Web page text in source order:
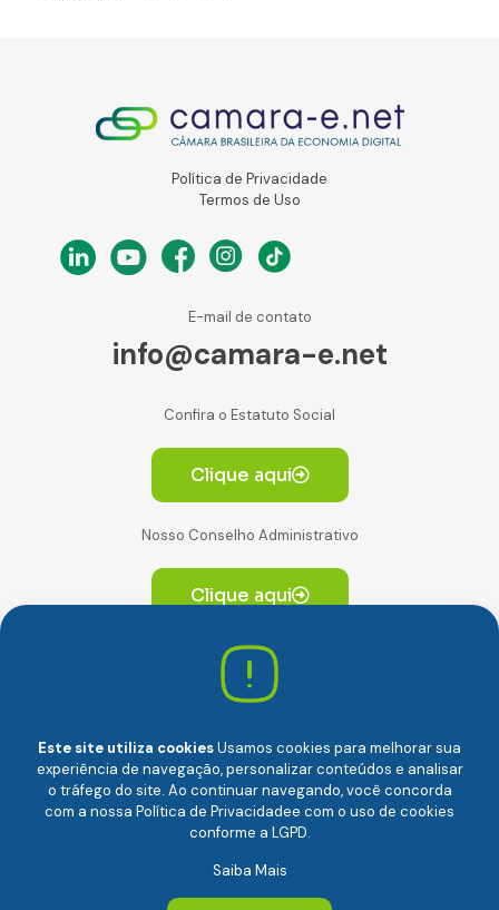
Política de Privacidade
Termos de Uso
E-mail de contato
info@camara-e.net
Confira o Estatuto Social
Clique aqui
Nosso Conselho Administrativo
Clique aqui
Av. Paulista, 2064. Conjunto 14, (Edifício Paulista) -
CEP 01310-928 Consolação – São Paulo/SP
Câmara Brasileira da Economia Digital (camara-e.net) |
Este site utiliza cookiesUsamos cookies para melhorar sua
experiência de navegação, personalizar conteúdos e analisar
o tráfego do site. Ao continuar navegando, você concorda
com a nossa Política de Privacidadee com o uso de cookies
conforme a LGPD.
Saiba Mais